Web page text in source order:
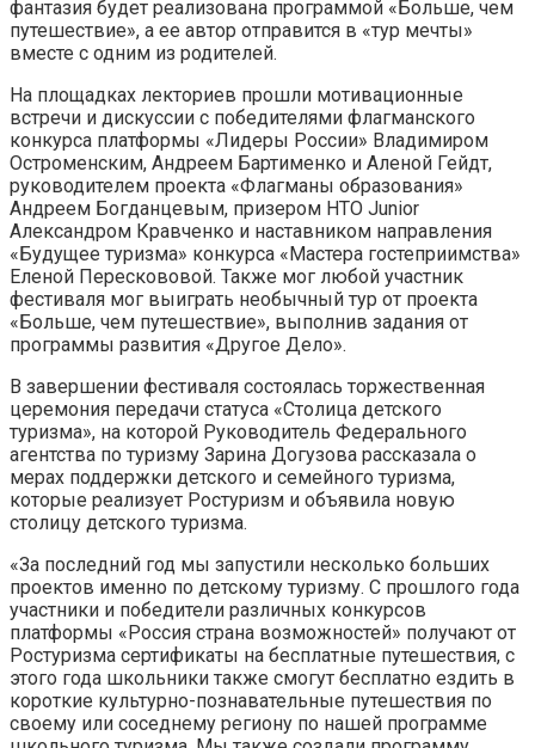
фантазия будет реализована программой «Больше, чем
путешествие», а ее автор отправится в «тур мечты»
вместе с одним из родителей.
На площадках лекториев прошли мотивационные
встречи и дискуссии с победителями флагманского
конкурса платформы «Лидеры России» Владимиром
Остроменским, Андреем Бартименко и Аленой Гейдт,
руководителем проекта «Флагманы образования»
Андреем Богданцевым, призером НТО Junior
Александром Кравченко и наставником направления
«Будущее туризма» конкурса «Мастера гостеприимства»
Еленой Перескововой. Также мог любой участник
фестиваля мог выиграть необычный тур от проекта
«Больше, чем путешествие», выполнив задания от
программы развития «Другое Дело».
В завершении фестиваля состоялась торжественная
церемония передачи статуса «Столица детского
туризма», на которой Руководитель Федерального
агентства по туризму Зарина Догузова рассказала о
мерах поддержки детского и семейного туризма,
которые реализует Ростуризм и объявила новую
столицу детского туризма.
«За последний год мы запустили несколько больших
проектов именно по детскому туризму. С прошлого года
участники и победители различных конкурсов
платформы «Россия страна возможностей» получают от
Ростуризма сертификаты на бесплатные путешествия, с
этого года школьники также смогут бесплатно ездить в
короткие культурно-познавательные путешествия по
своему или соседнему региону по нашей программе